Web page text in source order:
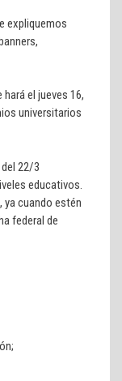
expliquemos
el jueves 16,
universitarios
22/3
educativos.
ya cuando estén
federal de